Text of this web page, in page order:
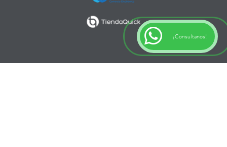
¡Consultanos!